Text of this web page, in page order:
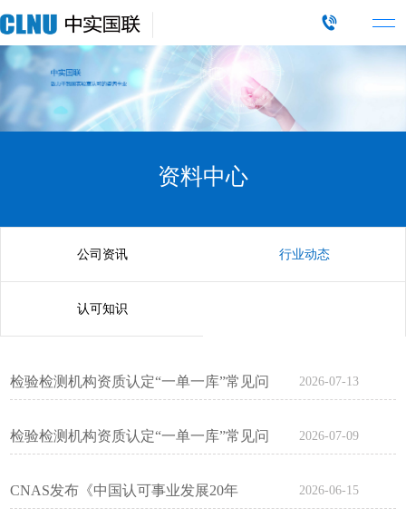
资料中心
公司资讯 行业动态
认可知识
检验检测机构资质认定“一单一库”常见问 2026-07-13
检验检测机构资质认定“一单一库”常见问 2026-07-09
CNAS发布《中国认可事业发展20年 2026-06-15